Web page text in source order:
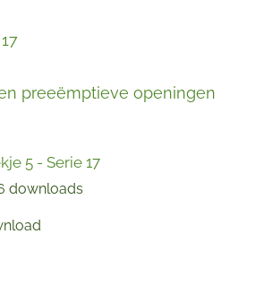
preeëmptieve openingen
5 - Serie 17
downloads